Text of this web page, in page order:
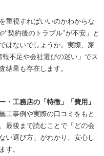
重視すればいいのかわからな
“契約後のトラブル”が不安」と
はないでしょうか。実際、家
不足や会社選びの迷い」でス
果も存在します。
・工務店の「特徴」「費用」
工事例や実際の口コミをもと
最後まで読むことで「どの会
い選び方」がわかり、安心し
。